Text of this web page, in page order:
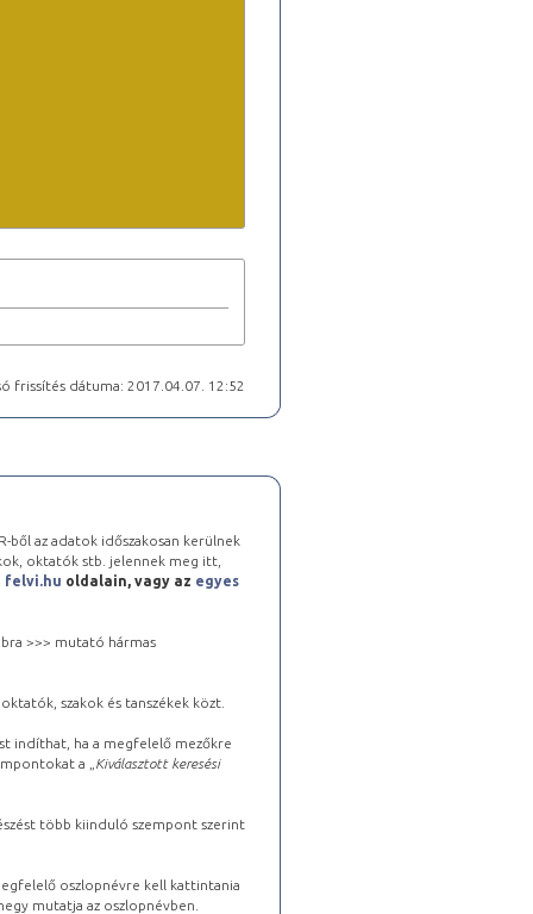
frissítés dátuma: 2017.04.07. 12:52
ből az adatok időszakosan kerülnek
oktatók stb. jelennek meg itt,
felvi.hu oldalain, vagy az egyes
>>> mutató hármas
szakok és tanszékek közt.
indíthat, ha a megfelelő mezőkre
a „ Kiválasztott keresési
több kiinduló szempont szerint
oszlopnévre kell kattintania
mutatja az oszlopnévben.